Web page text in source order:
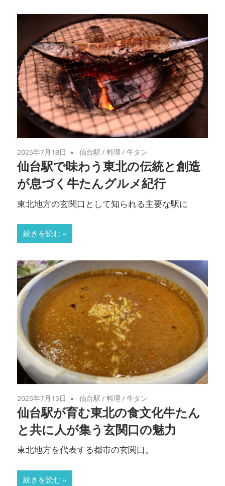
2025年7月18日 仙台駅/料理/牛タン
仙台駅で味わう東北の伝統と創造
が息づく牛たんグルメ紀行
東北地方の玄関口として知られる主要な駅に
続きを読む
2025年7月15日 仙台駅/料理/牛タン
仙台駅が育む東北の食文化牛たん
と共に人が集う玄関口の魅力
東北地方を代表する都市の玄関口。
続きを読む